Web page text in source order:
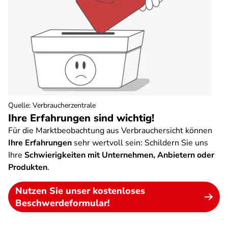
Ihre Erfahrungen sind wichtig!
Für die Marktbeobachtung aus Verbrauchersicht können
Ihre Erfahrungen sehr wertvoll sein: Schildern Sie uns
Ihre Schwierigkeiten mit Unternehmen, Anbietern oder
Produkten.
Nutzen Sie unser kostenloses
Beschwerdeformular!
Quelle: Verbraucherzentrale